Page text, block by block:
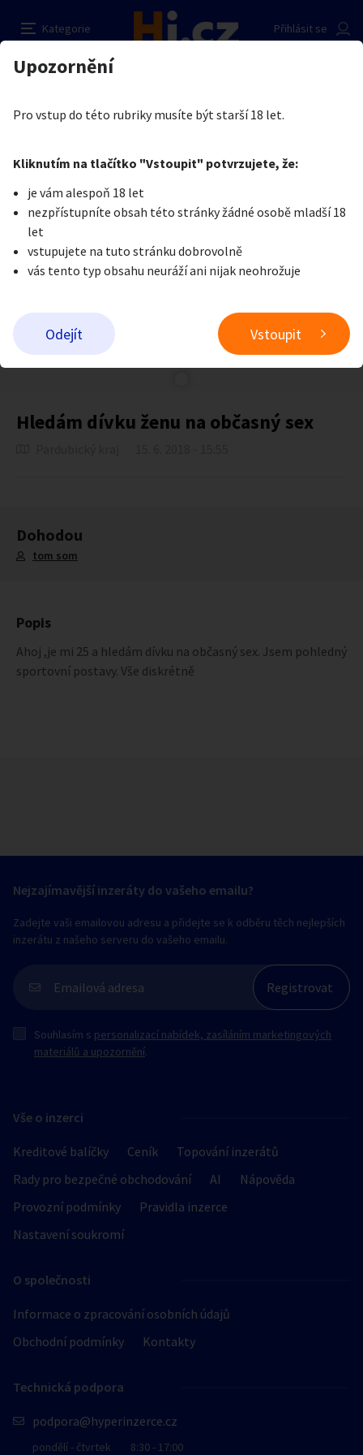
Kategorie
Přihlásit se
Auto-moto
Reality a bydlení Seznamka
Zvířata
Stroje a nářadí PC a elektro Sport a hobby
Sběratelství
Přidat inzerát
Erotika
Je nám líto, ale tenhle inzerát již není aktuální.
Hledám dívku ženu na občasný sex
Dohodou
tom som
Popis
Ahoj ,je mi 25 a hledám dívku na občasný sex. Jsem pohledný
sportovní postavy. Vše diskrétně
Hledám dívku ženu na občasný sex
Prodávající
Pošlete uživateli zprávu
Nahlásit inzerát
Vše o inzerci
Kreditové balíčky Ceník
Topování inzerátů
Rady pro bezpečné obchodování
AI
Nápověda
Provozní podmínky
Pravidla inzerce
Nastavení soukromí
O společnosti
Informace o zpracování osobních údajů
Obchodní podmínky
Kontakty
Technická podpora
podpora@hyperinzerce.cz
pondělí - čtvrtek 8:30 - 17:00
Nejzajímavější inzeráty do vašeho emailu?
Zadejte vaši emailovou adresu a přidejte se k odběru těch nejlepších
inzerátu z našeho serveru do vašeho emailu.
Souhlasím s personalizací nabídek, zasíláním marketingových
materiálů a upozornění.
Upozornění
Pro vstup do této rubriky musíte být starší 18 let.
Kliknutím na tlačítko "Vstoupit" potvrzujete, že:
je vám alespoň 18 let
nezpřístupníte obsah této stránky žádné osobě mladší 18
let
vstupujete na tuto stránku dobrovolně
vás tento typ obsahu neuráží ani nijak neohrožuje
Odejít Vstoupit